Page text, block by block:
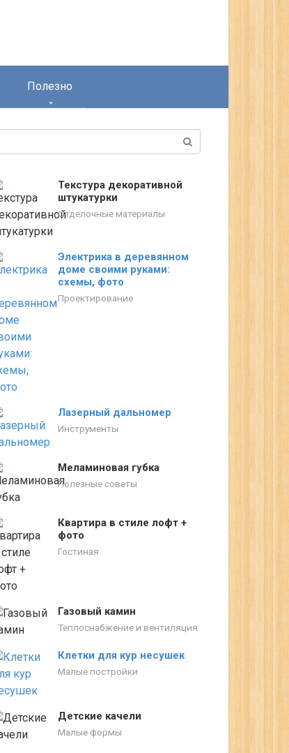
Полезно
Текстура декоративной
штукатурки
Отделочные материалы
Электрика в деревянном
доме своими руками:
схемы, фото
Проектирование
Лазерный дальномер
Инструменты
Меламиновая губка
Полезные советы
Квартира в стиле лофт +
фото
Гостиная
Газовый камин
Теплоснабжение и вентиляция
Клетки для кур несушек
Малые постройки
Детские качели
Малые формы